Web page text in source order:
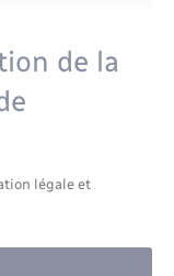
de l’espace
de la
légale et